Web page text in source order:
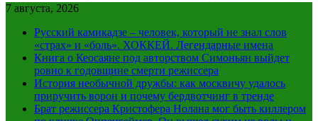
7 августа, 2026
Русский камикадзе – человек, который не знал слов
«страх» и «боль». ХОККЕЙ. Легендарные имена
Книга о Кеосаяне под авторством Симоньян выйдет
ровно к годовщине смерти режиссера
История необычной дружбы: как москвичу удалось
приручить ворон и почему бердвотчинг в тренде
Брат режиссера Кристофера Нолана мог быть киллером